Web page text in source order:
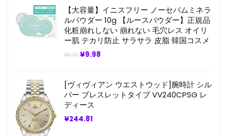
は
¥131.44
で
し
た。
格
は
¥98.58
で
す。
【大容量】イニスフリー ノーセバムミネラ
ルパウダー 10g 【ルースパウダー】正規品
化粧崩れしない 崩れない 毛穴レス オイリ
ー肌 テカリ防止 サラサラ 皮脂 韓国コスメ
¥11.75 元
は
¥11.75
で
し
た。
¥9.98
格
は
¥9.98
[ヴィヴィアン ウエストウッド]腕時計 シル
バー ブレスレットタイプ VV240CPSG レ
ディース
¥244.81